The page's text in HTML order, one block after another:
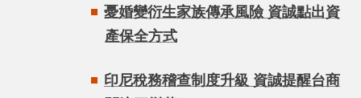
憂婚變衍生家族傳承風險 資誠點出資
產保全方式​
印尼稅務稽查制度升級 資誠提醒台商